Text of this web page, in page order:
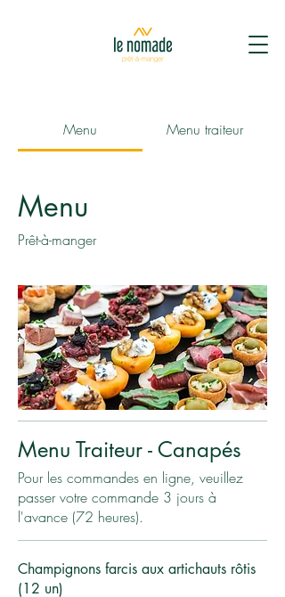
Menu Menu traiteur
Menu
Prêt-à-manger
Menu Traiteur - Canapés
Pour les commandes en ligne, veuillez
passer votre commande 3 jours à
l'avance (72 heures).
Champignons farcis aux artichauts rôtis
(12 un)